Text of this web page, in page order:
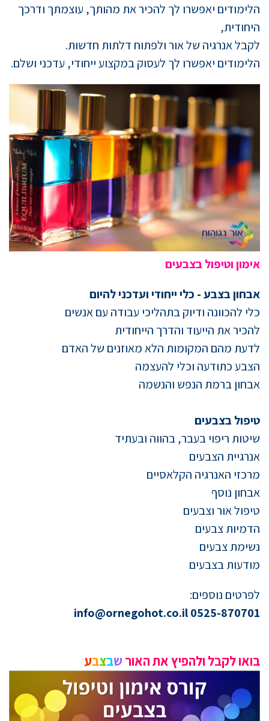
הלימודים יאפשרו לך להכיר את מהותך, עוצמתך ודרכך
היחודית,
לקבל אנרגיה של אור ולפתוח דלתות חדשות.
הלימודים יאפשרו לך לעסוק במקצוע ייחודי, עדכני ושלם.
אימון וטיפול בצבעים
אבחון בצבע - כלי ייחודי ועדכני להיום
כלי להכוונה ודיוק בתהליכי עבודה עם אנשים
להכיר את הייעוד והדרך הייחודית
לדעת מהם המקומות הלא מאוזנים של האדם
הצבע כתודעה וכלי להעצמה
אבחון ברמת הנפש והנשמה
טיפול בצבעים
שיטות ריפוי בעבר, בהווה ובעתיד
אנרגיית הצבעים
מרכזי האנרגיה הקלאסיים
אבחון נוסף
טיפול אור וצבעים
הדמיות צבעים
נשימת צבעים
מודעות בצבעים
לפרטים נוספים:
0525-870701 info@ornegohot.co.il
בואו לקבל ולהפיץ את האור שבצבע